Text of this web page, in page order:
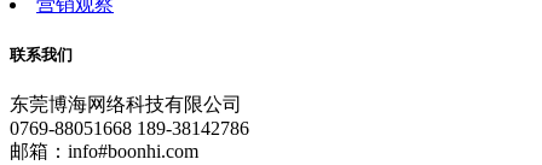
联系我们
东莞博海网络科技有限公司
0769-88051668 189-38142786
邮箱：info#boonhi.com